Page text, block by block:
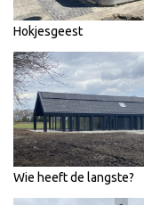
Hokjesgeest
Wie heeft de langste?